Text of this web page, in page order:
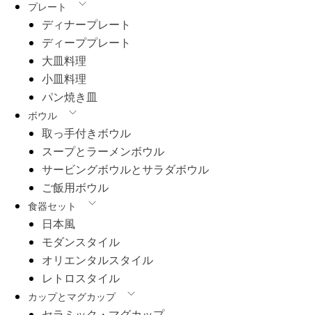
プレート
ディナープレート
ディーププレート
大皿料理
小皿料理
パン焼き皿
ボウル
取っ手付きボウル
スープとラーメンボウル
サービングボウルとサラダボウル
ご飯用ボウル
食器セット
日本風
モダンスタイル
オリエンタルスタイル
レトロスタイル
カップとマグカップ